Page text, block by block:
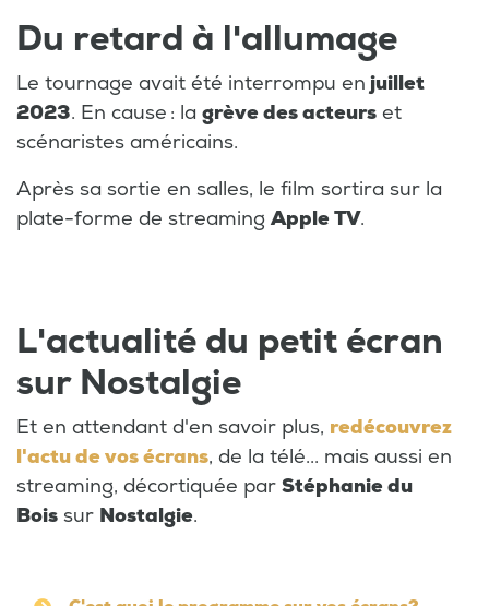
Du retard à l'allumage
Le tournage avait été interrompu en juillet
2023. En cause : la grève des acteurs et
scénaristes américains.
Après sa sortie en salles, le film sortira sur la
plate-forme de streaming Apple TV.
L'actualité du petit écran
sur Nostalgie
Et en attendant d'en savoir plus, redécouvrez
l'actu de vos écrans, de la télé... mais aussi en
streaming, décortiquée par Stéphanie du
Bois sur Nostalgie.